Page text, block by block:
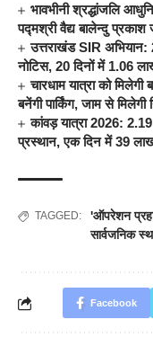
भावभीनी श्रद्धांजलि
पद्मश्री वैद्य बालेन्दु
उत्तराखंड SIR
नोटिस, 20 दिनों में 1.06
चारधाम यात्रा को
बनेंगी पार्किंग, जाम से
कांवड़ यात्रा 2026:
प्रस्थान, एक दिन में 39
TAGGED: 'ऑपरेशन
सार्वजनिक
Facebook